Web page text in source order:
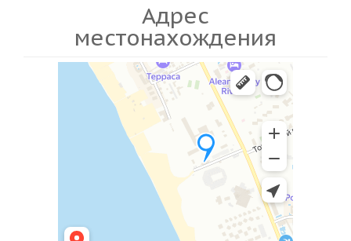
Адрес
местонахождения